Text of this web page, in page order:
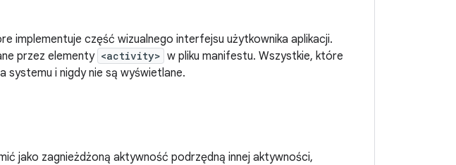
implementuje część wizualnego interfejsu użytkownika aplikacji.
przez elementy <activity> w pliku manifestu. Wszystkie, które
systemu i nigdy nie są wyświetlane.
jako zagnieżdżoną aktywność podrzędną innej aktywności,